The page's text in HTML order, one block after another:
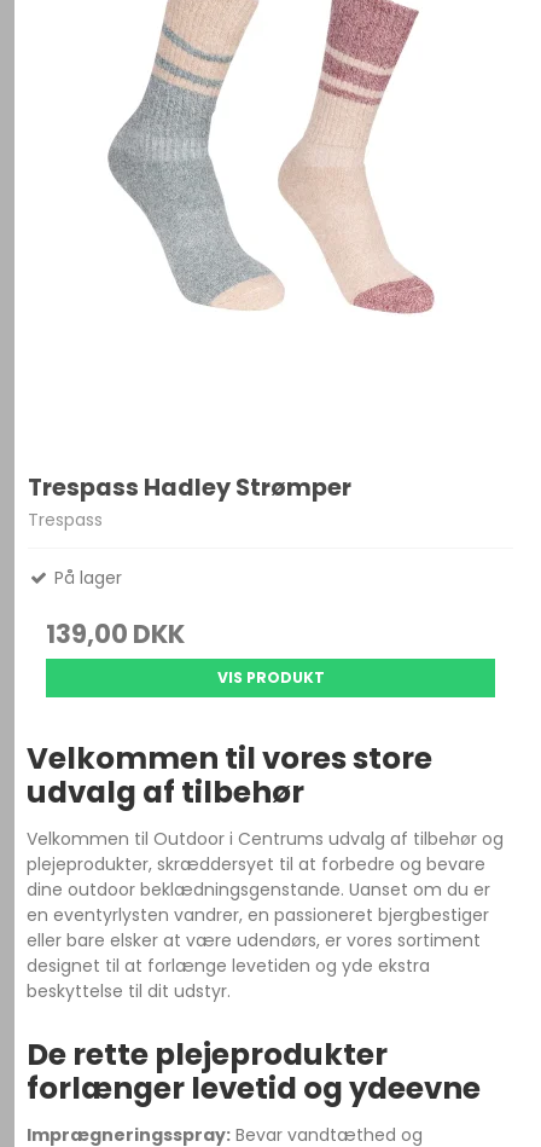
Trespass Hadley Strømper
Trespass
På lager
139,00 DKK
VIS PRODUKT
Velkommen til vores store
udvalg af tilbehør
Velkommen til Outdoor i Centrums udvalg af tilbehør og
plejeprodukter, skræddersyet til at forbedre og bevare
dine outdoor beklædningsgenstande. Uanset om du er
en eventyrlysten vandrer, en passioneret bjergbestiger
eller bare elsker at være udendørs, er vores sortiment
designet til at forlænge levetiden og yde ekstra
beskyttelse til dit udstyr.
De rette plejeprodukter
forlænger levetid og ydeevne
Imprægneringsspray: Bevar vandtæthed og